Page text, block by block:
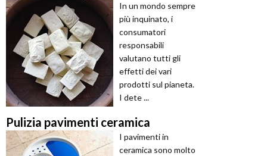
In un mondo sempre
più inquinato, i
consumatori
responsabili
valutano tutti gli
effetti dei vari
prodotti sul pianeta.
I dete ...
Pulizia pavimenti ceramica
I pavimenti in
ceramica sono molto